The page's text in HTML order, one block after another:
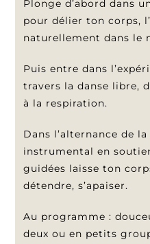
Plonge d’abord dans
pour délier ton corps,
naturellement dans le
Puis entre dans
travers la danse libre,
à la respiration.
Dans l’alternance de
instrumental en
guidées laisse ton
détendre, s’apaiser.
Au programme :
deux ou en petits